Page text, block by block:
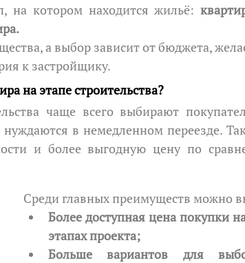
на котором находится жильё:
а выбор зависит от бюджета,
к застройщику.
на этапе строительства?
в немедленном переезде.
и более выгодную цену по
Среди главных преимуществ можно
Более доступная цена покупки
этапах проекта;
Больше вариантов для